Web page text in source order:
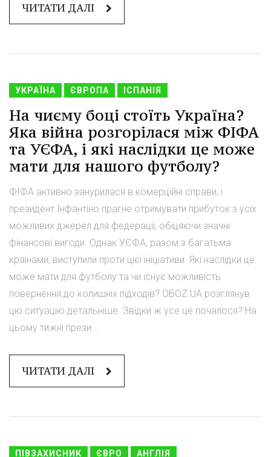
ЧИТАТИ ДАЛІ
УКРАЇНА ЄВРОПА ІСПАНІЯ
На чиєму боці стоїть Україна?
Яка війна розгорілася між ФІФА
та УЄФА, і які наслідки це може
мати для нашого футболу?
ФІФА активно занурилася в комерційні справи, і
президент Інфантіно прагне отримувати прибуток з усіх
можливих джерел для федерації, обіцяючи значні
фінансові вигоди. Однак УЄФА, разом з багатьма
країнами, виступили проти цієї ініціативи. Які наслідки це
може мати для футболу та чи існує можливість
повернення до колишніх підходів? OBOZ.UA розглянув
цю ситуацію детальніше. Звідки ж усе це почалося? На
цьому тижні прези...
ЧИТАТИ ДАЛІ
ПІВЗАХИСНИК ЄВРО АНГЛІЯ